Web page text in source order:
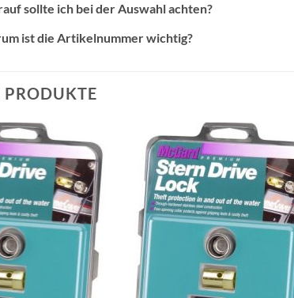
sollte ich bei der Auswahl achten?
ist die Artikelnummer wichtig?